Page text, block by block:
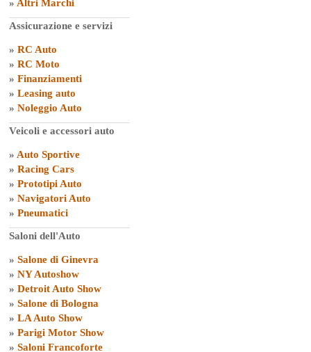
» Altri Marchi
Assicurazione e servizi
» RC Auto
» RC Moto
» Finanziamenti
» Leasing auto
» Noleggio Auto
Veicoli e accessori auto
» Auto Sportive
» Racing Cars
» Prototipi Auto
» Navigatori Auto
» Pneumatici
Saloni dell'Auto
» Salone di Ginevra
» NY Autoshow
» Detroit Auto Show
» Salone di Bologna
» LA Auto Show
» Parigi Motor Show
» Saloni Francoforte